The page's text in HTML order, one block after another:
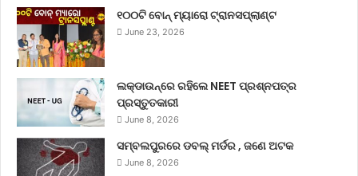
୧୦୦ଟି ବୋନ୍ ମ୍ୟାରୋ ଟ୍ରାନସପ୍ଲାଣ୍ଟ
June 23, 2026
ଲକ୍‌ଡାଉନ୍‌ରେ ରହିଲେ NEET ପ୍ରଶ୍ନପତ୍ର
ପ୍ରସ୍ତୁତକାରୀ
June 8, 2026
ସମ୍ବଲପୁରରେ ଡବଲ୍ ମର୍ଡର , ଜଣେ ଅଟକ
June 8, 2026